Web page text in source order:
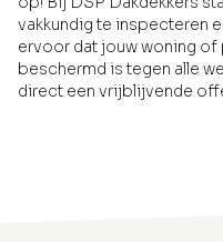
vakkundig te inspecteren
ervoor dat jouw woning of
beschermd is tegen alle
direct een vrijblijvende